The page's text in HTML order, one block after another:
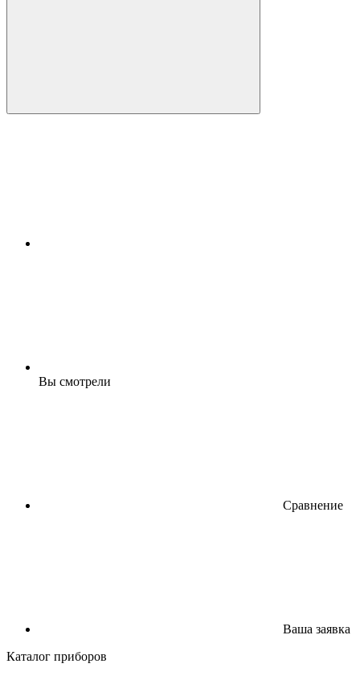
Вы смотрели
Сравнение
Ваша заявка
Каталог приборов